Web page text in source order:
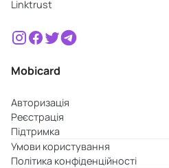
Linktrust
Mobicard
Авторизація
Реєстрація
Підтримка
Умови користування
Політика конфіденційності